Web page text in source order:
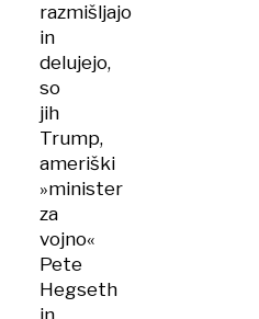
razmišljajo
in
delujejo,
so
jih
Trump,
ameriški
»minister
za
vojno«
Pete
Hegseth
in